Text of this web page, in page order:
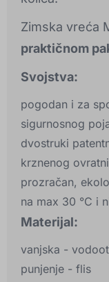
Zimska vreća
praktičnom
Svojstva:
pogodan i za
sigurnosnog
dvostruki
krznenog
prozračan,
na max 30 °C i
Materijal:
vanjska -
punjenje - flis